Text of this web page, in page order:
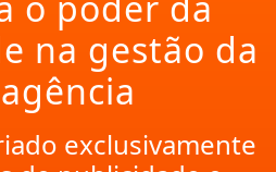
na gestão da
exclusivamente